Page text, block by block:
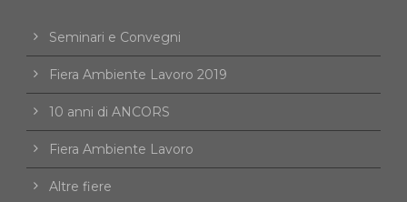
Seminari e Convegni
Fiera Ambiente Lavoro 2019
10 anni di ANCORS
Fiera Ambiente Lavoro
Altre fiere